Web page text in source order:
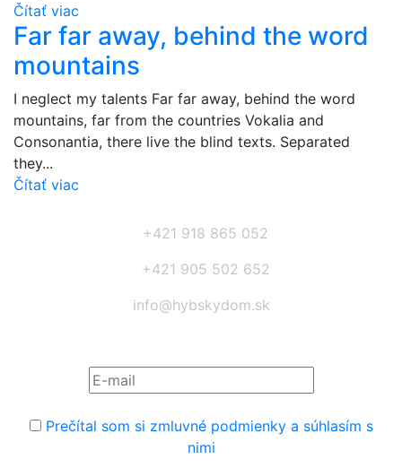
Čítať viac
Far far away, behind the word
mountains
I neglect my talents Far far away, behind the word
mountains, far from the countries Vokalia and
Consonantia, there live the blind texts. Separated
they...
Čítať viac
+421 918 865 052
+421 905 502 652
info@hybskydom.sk
Prečítal som si zmluvné podmienky a súhlasím s
nimi